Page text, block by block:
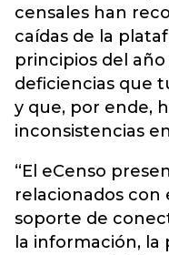
censales han
caídas de la
principios del
deficiencias que
y que, por ende,
inconsistencias
“El eCenso
relacionados con
soporte de
la información, la